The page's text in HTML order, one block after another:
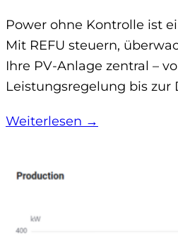
Power ohne Kontrolle ist
Mit REFU steuern,
Ihre PV-Anlage zentral –
Leistungsregelung bis zur
Weiterlesen →